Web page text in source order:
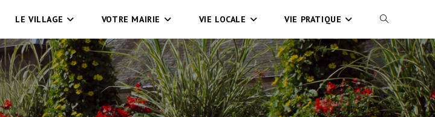
LE VILLAGE VOTRE MAIRIE VIE LOCALE VIE PRATIQUE